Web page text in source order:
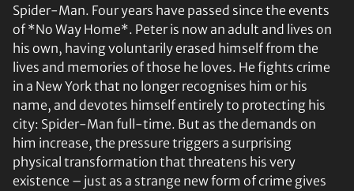
Spider-Man. Four years have passed since the events
of *No Way Home*. Peter is now an adult and lives on
his own, having voluntarily erased himself from the
lives and memories of those he loves. He fights crime
in a New York that no longer recognises him or his
name, and devotes himself entirely to protecting his
city: Spider-Man full-time. But as the demands on
him increase, the pressure triggers a surprising
physical transformation that threatens his very
existence – just as a strange new form of crime gives